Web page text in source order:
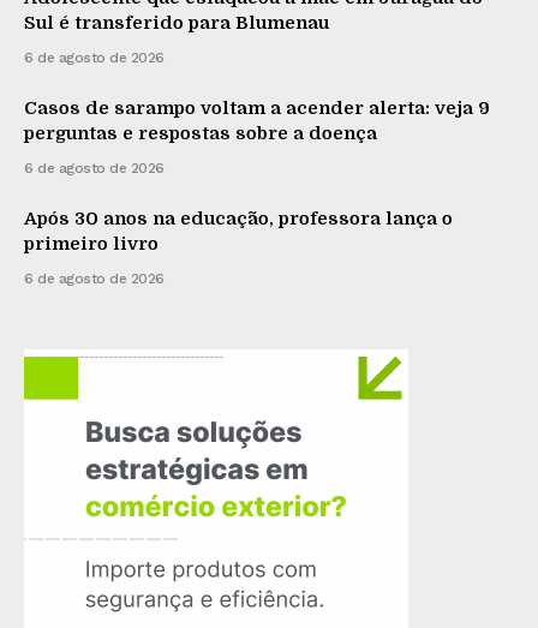
Sul é transferido para Blumenau
6 de agosto de 2026
Casos de sarampo voltam a acender alerta: veja 9
perguntas e respostas sobre a doença
6 de agosto de 2026
Após 30 anos na educação, professora lança o
primeiro livro
6 de agosto de 2026